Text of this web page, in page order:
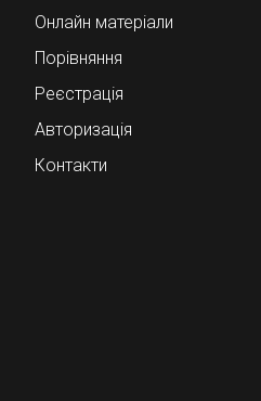
Онлайн матеріали
Порівняння
Реєстрація
Авторизація
Контакти